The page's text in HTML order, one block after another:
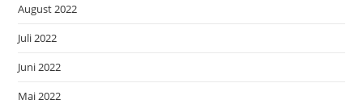
August 2022
Juli 2022
Juni 2022
Mai 2022